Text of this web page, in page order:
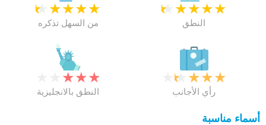
★
★
★
★
★
من السهل تذكره
★
★
★
★
★
النطق
★
★
★
النطق بالانجليزية
★
★
★
★
رأي الأجانب
أسماء مناسبة